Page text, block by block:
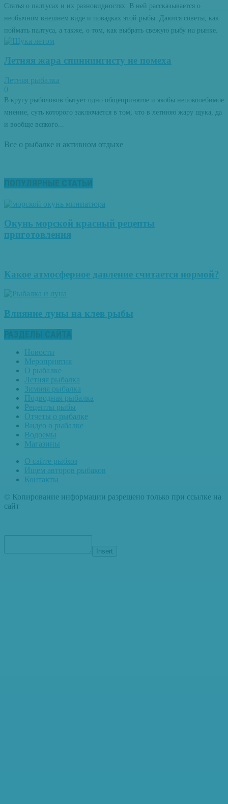
Статья о палтусах и их разновидностях. В ней рассказывается о
необычном внешнем виде и повадках этой рыбы. Даются советы, как
поймать палтуса, а также, о том, как выбрать свежую рыбу на рынке.
Летняя жара спиннингисту не помеха
Летняя рыбалка
0
В кругу рыболовов бытует одно общепринятое и якобы непоколебимое
мнение, суть которого заключается в том, что в летнюю жару щука, да
и вообще всякого...
Все о рыбалке и активном отдыхе
ПОПУЛЯРНЫЕ СТАТЬИ
Окунь морской красный рецепты
приготовления
Какое атмосферное давление считается нормой?
Влияние луны на клев рыбы
РАЗДЕЛЫ САЙТА
Новости
Мероприятия
О рыбалке
Летняя рыбалка
Зимняя рыбалка
Подводная рыбалка
Рецепты рыбы
Отчеты о рыбалке
Видео о рыбалке
Водоемы
Магазины
О сайте рыбхоз
Ищем авторов рыбаков
Контакты
© Копирование информации разрешено только при ссылке на
сайт
Insert